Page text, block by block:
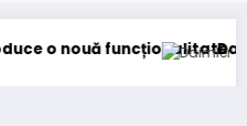
Daimler Truck